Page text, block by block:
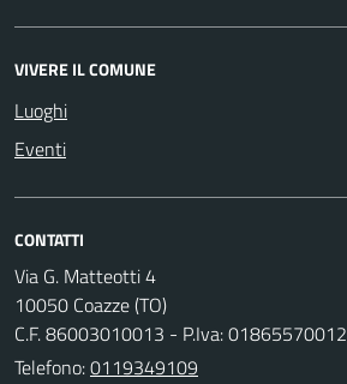
VIVERE IL COMUNE
Luoghi
Eventi
CONTATTI
Via G. Matteotti 4
10050 Coazze (TO)
C.F. 86003010013 - P.Iva: 01865570012
Telefono:0119349109